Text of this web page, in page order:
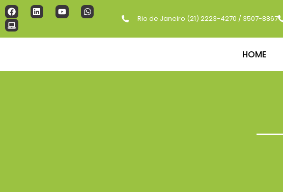
Rio de Janeiro (21) 2223-4270 / 3507-8867
HOME